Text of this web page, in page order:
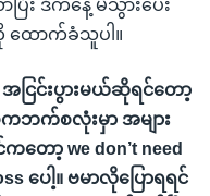
ြီး ဒီကနေ့ မဲသွားပေး
ထောက်ခံသူပါ။
ငြင်းပွားမယ်ဆိုရင်တော့
ဘက်စလုံးမှာ အများ
တော့ we don’t need
ပေါ့။ ဗမာလိုပြောရရင်